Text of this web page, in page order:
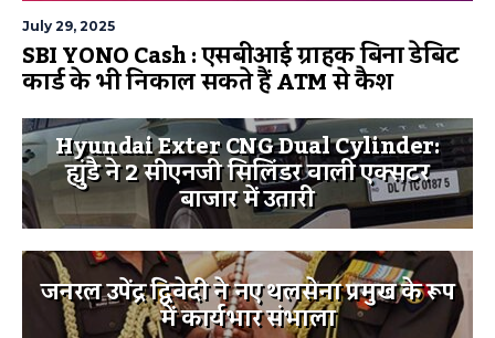
July 29, 2025
SBI YONO Cash : एसबीआई ग्राहक बिना डेबिट
कार्ड के भी निकाल सकते हैं ATM से कैश
Hyundai Exter CNG Dual Cylinder:
ह्युंडै ने 2 सीएनजी सिलिंडर वाली एक्सटर
बाजार में उतारी
जनरल उपेंद्र द्विवेदी ने नए थलसेना प्रमुख के रूप
में कार्यभार संभाला